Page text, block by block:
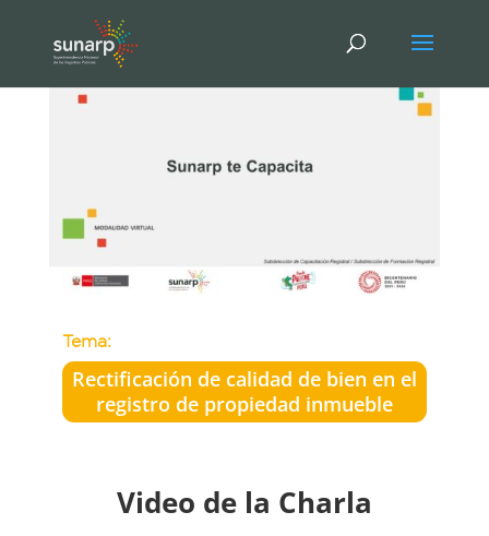
Tema:
Rectificación de calidad de bien en el
registro de propiedad inmueble
Video de la Charla